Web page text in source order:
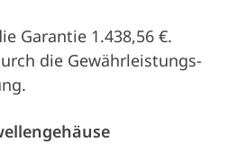
Garantie 1.438,56 €.
die Gewährleistungs-